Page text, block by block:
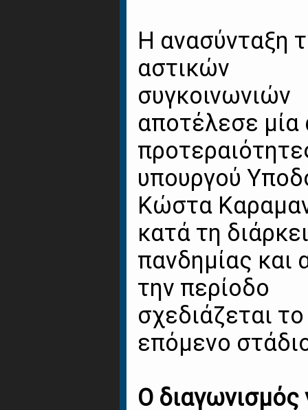
Η ανασύνταξη
αστικών
συγκοινωνιών
αποτέλεσε μία
υπουργού
Κώστα
κατά τη
πανδημίας και
την περίοδο
σχεδιάζεται το
επόμενο
Ο διαγωνισμός